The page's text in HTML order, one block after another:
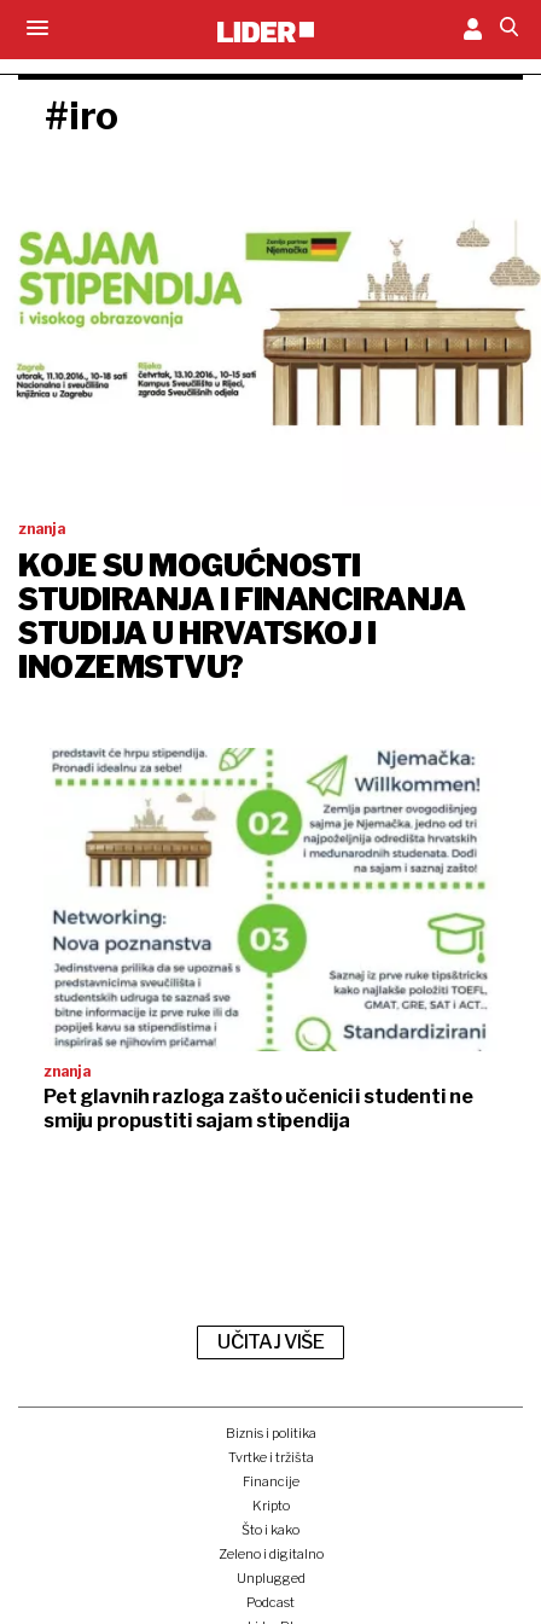
#iro
znanja
KOJE SU MOGUĆNOSTI
STUDIRANJA I FINANCIRANJA
STUDIJA U HRVATSKOJ I
INOZEMSTVU?
znanja
Pet glavnih razloga zašto učenici i studenti ne
smiju propustiti sajam stipendija
UČITAJ VIŠE
Biznis i politika
Tvrtke i tržišta
Financije
Kripto
Što i kako
Zeleno i digitalno
Unplugged
Podcast